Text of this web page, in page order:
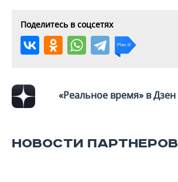
Поделитесь в соцсетях
«Реальное время» в Дзен
НОВОСТИ ПАРТНЕРОВ